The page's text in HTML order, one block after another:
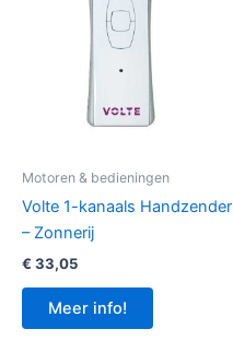
Motoren & bedieningen
Volte 1-kanaals Handzender
– Zonnerij
€ 33,05
Meer info!